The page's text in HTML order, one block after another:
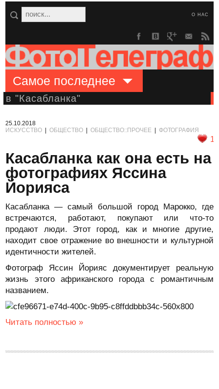
О НАС
Самое последнее
в "Касабланка"
25.10.2018
ИСКУССТВО |ОБЩЕСТВО |ОБЩЕСТВО::ПРОЧЕЕ |ФОТОГРАФИЯ
1
Касабланка как она есть на
фотографиях Яссина
Йорияса
Касабланка — самый большой город Марокко, где
встречаются, работают, покупают или что-то
продают люди. Этот город, как и многие другие,
находит свое отражение во внешности и культурной
идентичности жителей.
Фотограф Яссин Йорияс документирует реальную
жизнь этого африканского города с романтичным
названием.
Читать полностью »